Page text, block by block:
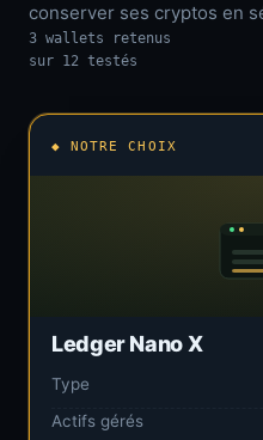
conserver ses cryptos en
3 wallets retenus
sur 12 testés
◆ NOTRE CHOIX
Ledger Nano X
Type
Actifs gérés